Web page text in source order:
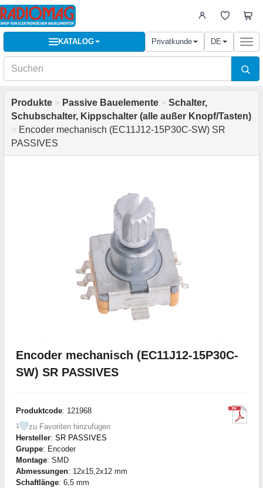
KATALOG Privatkunde DE
Produkte > Passive Bauelemente > Schalter,
Schubschalter, Kippschalter (alle außer Knopf/Tasten)
> Encoder mechanisch (EC11J12-15P30C-SW) SR
PASSIVES
Encoder mechanisch (EC11J12-15P30C-
SW) SR PASSIVES
Produktcode: 121968
1
zu Favoriten hinzufügen
Hersteller: SR PASSIVES
Gruppe: Encoder
Montage: SMD
Abmessungen: 12x15,2x12 mm
Schaftlänge: 6,5 mm